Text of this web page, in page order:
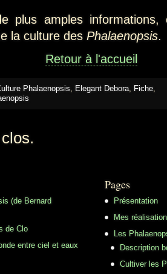
informations,
la culture des Phalaenopsis.
Retour à l'accueil
Phalaenopsis, Elegant Debora, Fiche,
(de Bernard
de Clo
entre ciel et eaux
Pages
Présentation
Mes
Les
Description
Cultiver les